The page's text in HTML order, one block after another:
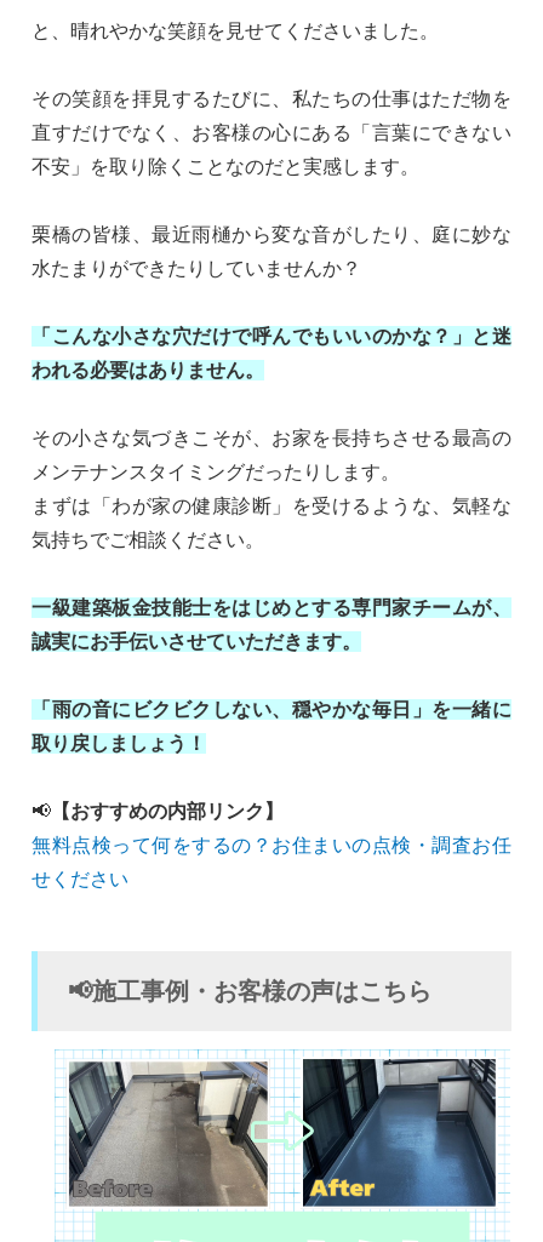
と、晴れやかな笑顔を見せてくださいました。
その笑顔を拝見するたびに、私たちの仕事はただ物を
直すだけでなく、お客様の心にある「言葉にできない
不安」を取り除くことなのだと実感します。
栗橋の皆様、最近雨樋から変な音がしたり、庭に妙な
水たまりができたりしていませんか？
「こんな小さな穴だけで呼んでもいいのかな？」と迷
われる必要はありません。
その小さな気づきこそが、お家を長持ちさせる最高の
メンテナンスタイミングだったりします。
まずは「わが家の健康診断」を受けるような、気軽な
気持ちでご相談ください。
一級建築板金技能士をはじめとする専門家チームが、
誠実にお手伝いさせていただきます。
「雨の音にビクビクしない、穏やかな毎日」を一緒に
取り戻しましょう！
📢 【おすすめの内部リンク】
無料点検って何をするの？お住まいの点検・調査お任
せください
📢施工事例・お客様の声はこちら